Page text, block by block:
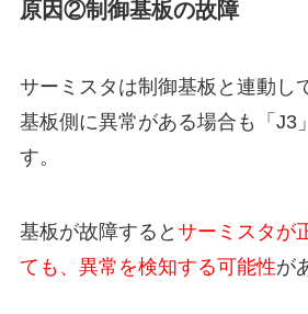
原因②制御基板の故障
サーミスタは制御基板と連動し
基板側に異常がある場合も「J3
す。
基板が故障すると サーミスタが
ても、異常を検知する可能性が